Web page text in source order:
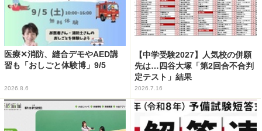
医療✕消防、縫合デモやAED講
習も「おしごと体験博」9/5
2026.8.6
【中学受験2027】人気校の併願
先は…四谷大塚「第2回合不合判
定テスト」結果
2026.7.16